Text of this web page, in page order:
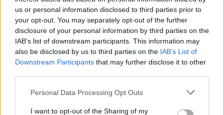
us or personal information disclosed to third parties prior to
your opt-out. You may separately opt-out of the further
disclosure of your personal information by third parties on the
IAB’s list of downstream participants. This information may
also be disclosed by us to third parties on the IAB’s List of
Downstream Participants that may further disclose it to other
Personal Data Processing Opt Outs
I want to opt-out of the Sharing of my
ειδήσεωντου E-Daily.gr
Ακολουθήστε το E-Radio.gr και στο Instagram
ΔΙΑΦΗΜΙΣΗ